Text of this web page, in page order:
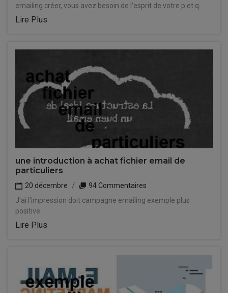
emailing créer, vous avez besoin de l'esprit de votre p et q.
Lire Plus
une introduction à achat fichier email de
particuliers
20 décembre
94 Commentaires
J'ai l'impression doit campagne emailing exemple plus
positive.
Lire Plus